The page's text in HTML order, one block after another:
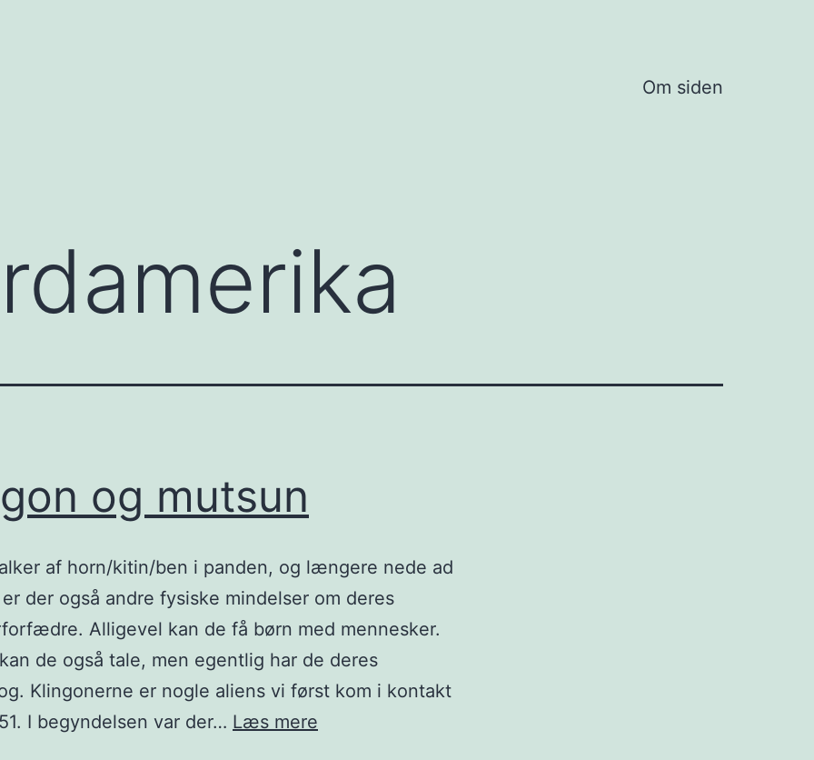
Om siden
og mutsun
af horn/kitin/ben i panden, og længere nede ad
der også andre fysiske mindelser om deres
Alligevel kan de få børn med mennesker.
de også tale, men egentlig har de deres
Klingonerne er nogle aliens vi først kom i kontakt
I begyndelsen var der… Læs mere